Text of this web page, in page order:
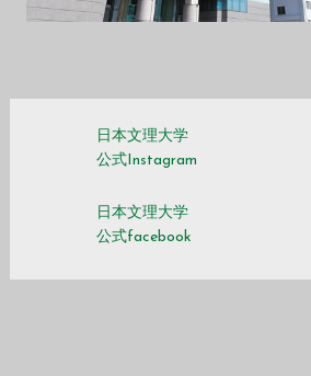
日本文理大学
公式Instagram
日本文理大学
公式facebook